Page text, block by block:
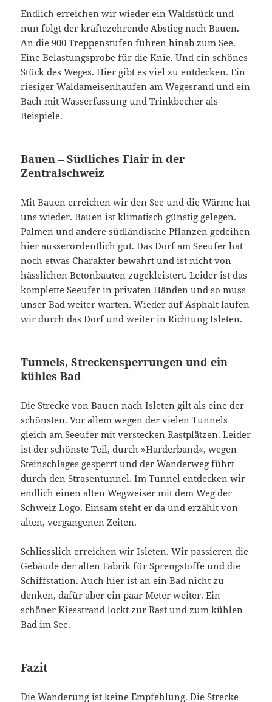
Endlich erreichen wir wieder ein Waldstück und
nun folgt der kräftezehrende Abstieg nach Bauen.
An die 900 Treppenstufen führen hinab zum See.
Eine Belastungsprobe für die Knie. Und ein schönes
Stück des Weges. Hier gibt es viel zu entdecken. Ein
riesiger Waldameisenhaufen am Wegesrand und ein
Bach mit Wasserfassung und Trinkbecher als
Beispiele.
Bauen – Südliches Flair in der
Zentralschweiz
Mit Bauen erreichen wir den See und die Wärme hat
uns wieder. Bauen ist klimatisch günstig gelegen.
Palmen und andere südländische Pflanzen gedeihen
hier ausserordentlich gut. Das Dorf am Seeufer hat
noch etwas Charakter bewahrt und ist nicht von
hässlichen Betonbauten zugekleistert. Leider ist das
komplette Seeufer in privaten Händen und so muss
unser Bad weiter warten. Wieder auf Asphalt laufen
wir durch das Dorf und weiter in Richtung Isleten.
Tunnels, Streckensperrungen und ein
kühles Bad
Die Strecke von Bauen nach Isleten gilt als eine der
schönsten. Vor allem wegen der vielen Tunnels
gleich am Seeufer mit verstecken Rastplätzen. Leider
ist der schönste Teil, durch »Harderband«, wegen
Steinschlages gesperrt und der Wanderweg führt
durch den Strasentunnel. Im Tunnel entdecken wir
endlich einen alten Wegweiser mit dem Weg der
Schweiz Logo. Einsam steht er da und erzählt von
alten, vergangenen Zeiten.
Schliesslich erreichen wir Isleten. Wir passieren die
Gebäude der alten Fabrik für Sprengstoffe und die
Schiffstation. Auch hier ist an ein Bad nicht zu
denken, dafür aber ein paar Meter weiter. Ein
schöner Kiesstrand lockt zur Rast und zum kühlen
Bad im See.
Fazit
Die Wanderung ist keine Empfehlung. Die Strecke